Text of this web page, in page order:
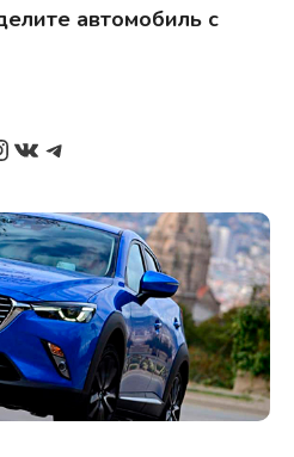
автомобиль с
ВКонтакте
Telegram